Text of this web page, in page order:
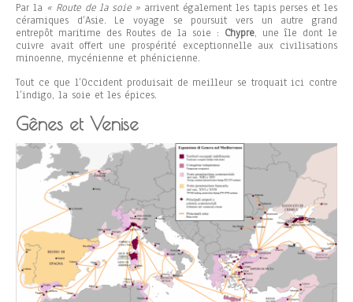
Par la « Route de la soie » arrivent également les tapis perses et les
céramiques d’Asie. Le voyage se poursuit vers un autre grand
entrepôt maritime des Routes de la soie : Chypre, une île dont le
cuivre avait offert une prospérité exceptionnelle aux civilisations
minoenne, mycénienne et phénicienne.
Tout ce que l’Occident produisait de meilleur se troquait ici contre
l’indigo, la soie et les épices.
Gênes et Venise